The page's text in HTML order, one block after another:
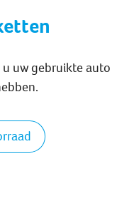
uw gebruikte auto